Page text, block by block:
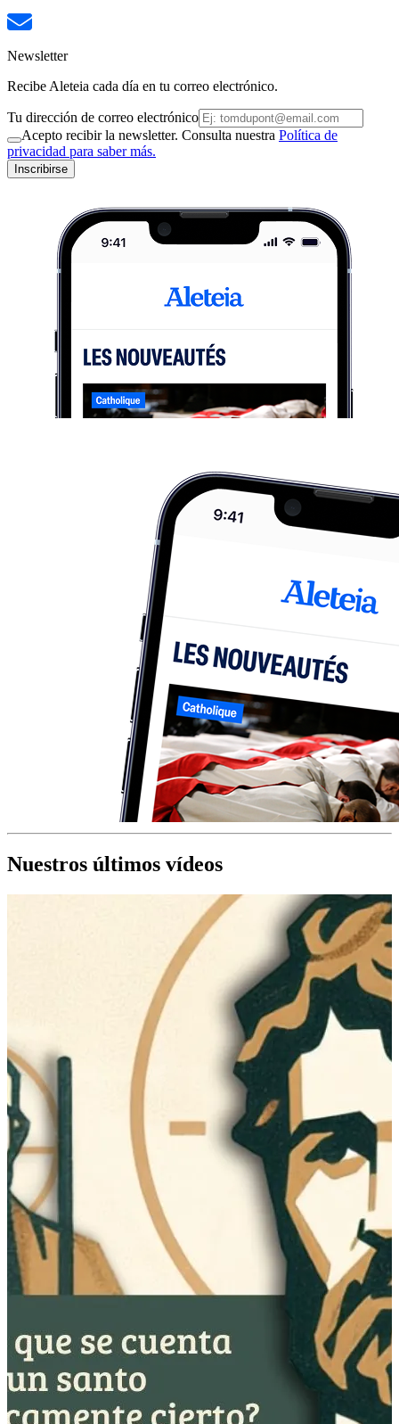
Newsletter
Recibe Aleteia cada día en tu correo electrónico.
Tu dirección de correo electrónico
Acepto recibir la newsletter. Consulta nuestra Política de
privacidad para saber más.
Inscribirse
Nuestros últimos vídeos